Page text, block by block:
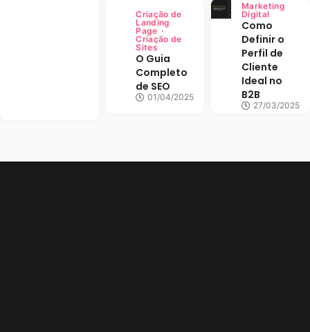
Criação de
Landing
Page
Criação de
Sites
O Guia
Completo
de SEO
01/04/2025
Marketing
Digital
Como
Definir o
Perfil de
Cliente
Ideal no
B2B
27/03/2025